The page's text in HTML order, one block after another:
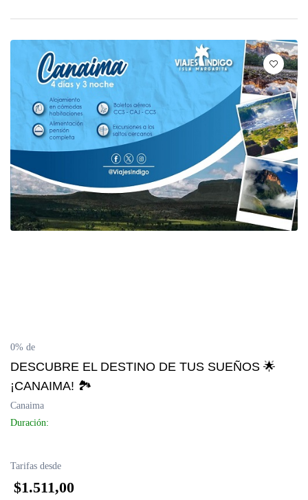
0% de
DESCUBRE EL DESTINO DE TUS SUEÑOS 🌟
¡CANAIMA! 🏞️
Canaima
Duración:
Tarifas desde
$1.511,00